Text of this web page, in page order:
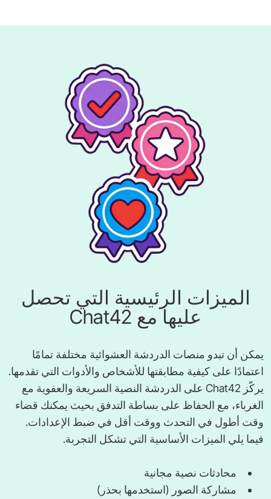
الميزات الرئيسية التي تحصل
عليها مع Chat42
يمكن أن تبدو منصات الدردشة العشوائية مختلفة تمامًا
اعتمادًا على كيفية مطابقتها للأشخاص والأدوات التي تقدمها.
يركّز Chat42 على الدردشة النصية السريعة والعفوية مع
الغرباء، مع الحفاظ على بساطة التدفق بحيث يمكنك قضاء
وقت أطول في التحدث ووقت أقل في ضبط الإعدادات.
فيما يلي الميزات الأساسية التي تشكل التجربة.
محادثات نصية مجانية
مشاركة الصور (استخدمها بحذر)